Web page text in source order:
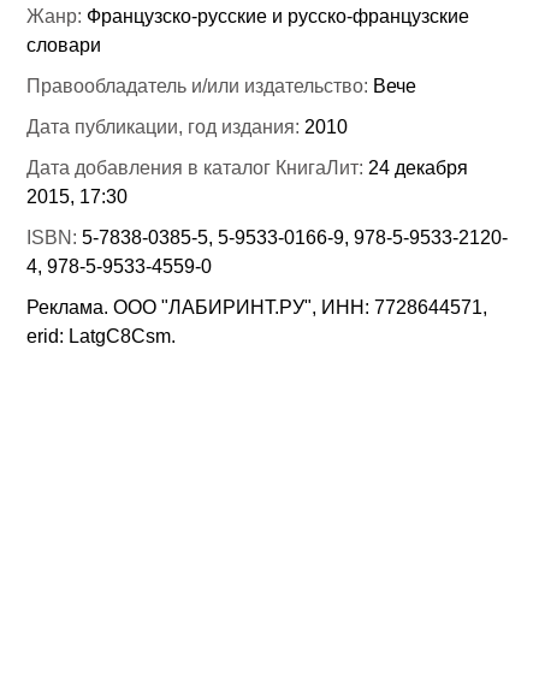
Жанр: Французско-русские и русско-французские
словари
Правообладатель и/или издательство: Вече
Дата публикации, год издания: 2010
Дата добавления в каталог КнигаЛит: 24 декабря
2015, 17:30
ISBN:5-7838-0385-5, 5-9533-0166-9, 978-5-9533-2120-
4, 978-5-9533-4559-0
Реклама. ООО "ЛАБИРИНТ.РУ", ИНН: 7728644571,
erid: LatgC8Csm.